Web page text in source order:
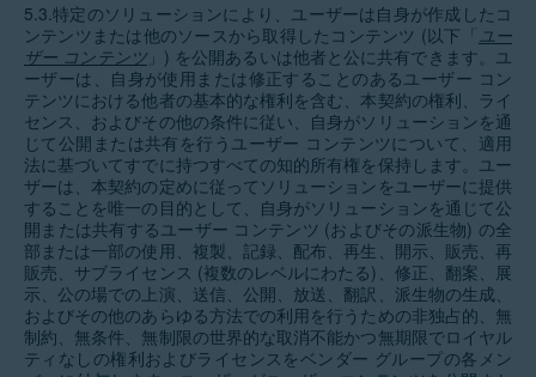
5.3.特定のソリューションにより、ユーザーは自身が作成したコ
ンテンツまたは他のソースから取得したコンテンツ (以下「 ユー
ザー コンテンツ」) を公開あるいは他者と公に共有できます。ユ
ーザーは、自身が使用または修正することのあるユーザー コン
テンツにおける他者の基本的な権利を含む、本契約の権利、ライ
センス、およびその他の条件に従い、自身がソリューションを通
じて公開または共有を行うユーザー コンテンツについて、適用
法に基づいてすでに持つすべての知的所有権を保持します。ユー
ザーは、本契約の定めに従ってソリューションをユーザーに提供
することを唯一の目的として、自身がソリューションを通じて公
開または共有するユーザー コンテンツ (およびその派生物) の全
部または一部の使用、複製、記録、配布、再生、開示、販売、再
販売、サブライセンス (複数のレベルにわたる)、修正、翻案、展
示、公の場での上演、送信、公開、放送、翻訳、派生物の生成、
およびその他のあらゆる方法での利用を行うための非独占的、無
制約、無条件、無制限の世界的な取消不能かつ無期限でロイヤル
ティなしの権利およびライセンスをベンダー グループの各メン